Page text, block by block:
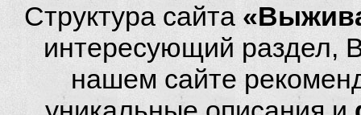
Структура сайта
интересующий раздел,
нашем сайте